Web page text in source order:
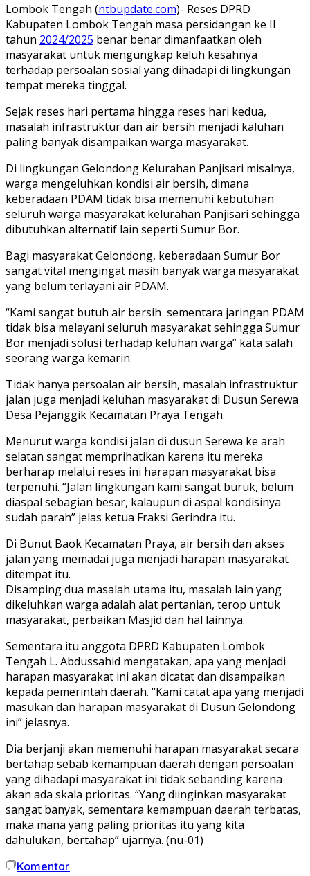
Lombok Tengah (ntbupdate.com)- Reses DPRD
Kabupaten Lombok Tengah masa persidangan ke II
tahun 2024/2025 benar benar dimanfaatkan oleh
masyarakat untuk mengungkap keluh kesahnya
terhadap persoalan sosial yang dihadapi di lingkungan
tempat mereka tinggal.
Sejak reses hari pertama hingga reses hari kedua,
masalah infrastruktur dan air bersih menjadi kaluhan
paling banyak disampaikan warga masyarakat.
Di lingkungan Gelondong Kelurahan Panjisari misalnya,
warga mengeluhkan kondisi air bersih, dimana
keberadaan PDAM tidak bisa memenuhi kebutuhan
seluruh warga masyarakat kelurahan Panjisari sehingga
dibutuhkan alternatif lain seperti Sumur Bor.
Bagi masyarakat Gelondong, keberadaan Sumur Bor
sangat vital mengingat masih banyak warga masyarakat
yang belum terlayani air PDAM.
“Kami sangat butuh air bersih sementara jaringan PDAM
tidak bisa melayani seluruh masyarakat sehingga Sumur
Bor menjadi solusi terhadap keluhan warga” kata salah
seorang warga kemarin.
Tidak hanya persoalan air bersih, masalah infrastruktur
jalan juga menjadi keluhan masyarakat di Dusun Serewa
Desa Pejanggik Kecamatan Praya Tengah.
Menurut warga kondisi jalan di dusun Serewa ke arah
selatan sangat memprihatikan karena itu mereka
berharap melalui reses ini harapan masyarakat bisa
terpenuhi. “Jalan lingkungan kami sangat buruk, belum
diaspal sebagian besar, kalaupun di aspal kondisinya
sudah parah” jelas ketua Fraksi Gerindra itu.
Di Bunut Baok Kecamatan Praya, air bersih dan akses
jalan yang memadai juga menjadi harapan masyarakat
ditempat itu.
Disamping dua masalah utama itu, masalah lain yang
dikeluhkan warga adalah alat pertanian, terop untuk
masyarakat, perbaikan Masjid dan hal lainnya.
Sementara itu anggota DPRD Kabupaten Lombok
Tengah L. Abdussahid mengatakan, apa yang menjadi
harapan masyarakat ini akan dicatat dan disampaikan
kepada pemerintah daerah. “Kami catat apa yang menjadi
masukan dan harapan masyarakat di Dusun Gelondong
ini” jelasnya.
Dia berjanji akan memenuhi harapan masyarakat secara
bertahap sebab kemampuan daerah dengan persoalan
yang dihadapi masyarakat ini tidak sebanding karena
akan ada skala prioritas. “Yang diinginkan masyarakat
sangat banyak, sementara kemampuan daerah terbatas,
maka mana yang paling prioritas itu yang kita
dahulukan, bertahap” ujarnya. (nu-01)
Komentar